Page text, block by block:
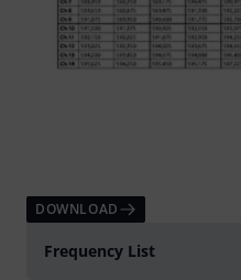
DOWNLOAD
Frequency List